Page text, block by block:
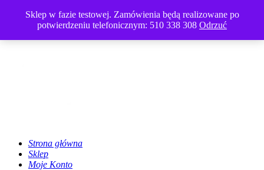
Sklep w fazie testowej. Zamówienia będą realizowane po
potwierdzeniu telefonicznym: 510 338 308 Odrzuć
Rock River Arms
Strona główna
Sklep
Moje Konto